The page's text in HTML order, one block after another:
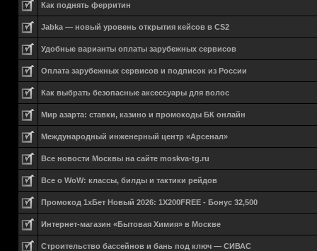
Как поднять ферритин
Jabka — новый уровень открытия кейсов в CS2
Удобные варианты оплаты зарубежных сервисов
Оплата зарубежных сервисов и подписок из России
Как выбрать безопасные аксессуары для волос
Мир азарта: ставки, казино и промокоды БК онлайн
Международный инженерный центр «Арсенал»
Все новости Москвы на сайте moskva-tg.ru
Все о WoW: классы, билды и тактики рейдов
Промокод 1хБет Новый 2026: 1X200FREE - Бонус 32,500
Интернет-магазин «Бытовая Химия» в Москве
Строительство бассейнов и бань под ключ — СИВАС